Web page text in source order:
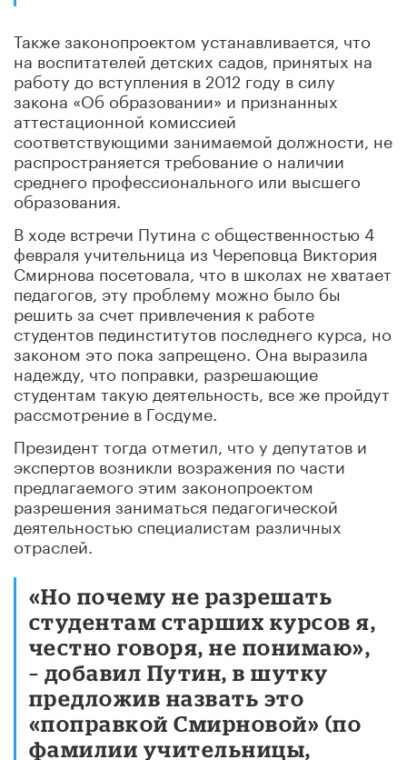
Также законопроектом устанавливается, что
на воспитателей детских садов, принятых на
работу до вступления в 2012 году в силу
закона «Об образовании» и признанных
аттестационной комиссией
соответствующими занимаемой должности, не
распространяется требование о наличии
среднего профессионального или высшего
образования.
В ходе встречи Путина с общественностью 4
февраля учительница из Череповца Виктория
Смирнова посетовала, что в школах не хватает
педагогов, эту проблему можно было бы
решить за счет привлечения к работе
студентов пединститутов последнего курса, но
законом это пока запрещено. Она выразила
надежду, что поправки, разрешающие
студентам такую деятельность, все же пройдут
рассмотрение в Госдуме.
Президент тогда отметил, что у депутатов и
экспертов возникли возражения по части
предлагаемого этим законопроектом
разрешения заниматься педагогической
деятельностью специалистам различных
отраслей.
«Но почему не разрешать
студентам старших курсов я,
честно говоря, не понимаю»,
– добавил Путин, в шутку
предложив назвать это
«поправкой Смирновой» (по
фамилии учительницы,